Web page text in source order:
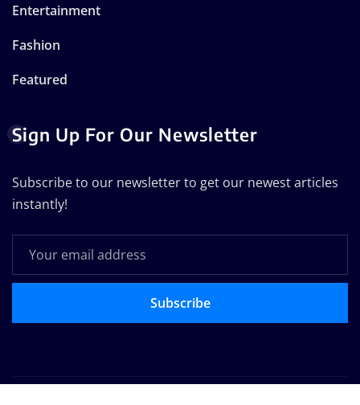
Entertainment
Fashion
Featured
Sign Up For Our Newsletter
Subscribe to our newsletter to get our newest articles
instantly!
Subscribe